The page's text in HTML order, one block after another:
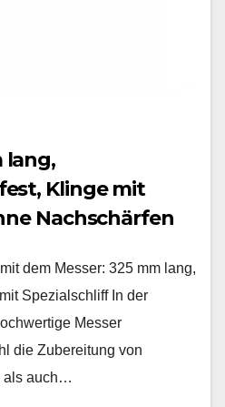
lang,
Klinge mit
Nachschärfen
dem Messer: 325 mm lang,
Spezialschliff In der
Messer
die Zubereitung von
als auch…